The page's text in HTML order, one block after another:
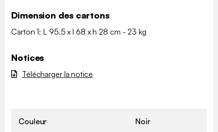
Dimension des cartons
Carton 1: L 95.5 x l 68 x h 28 cm - 23 kg
Notices
Télécharger la notice
Couleur Noir